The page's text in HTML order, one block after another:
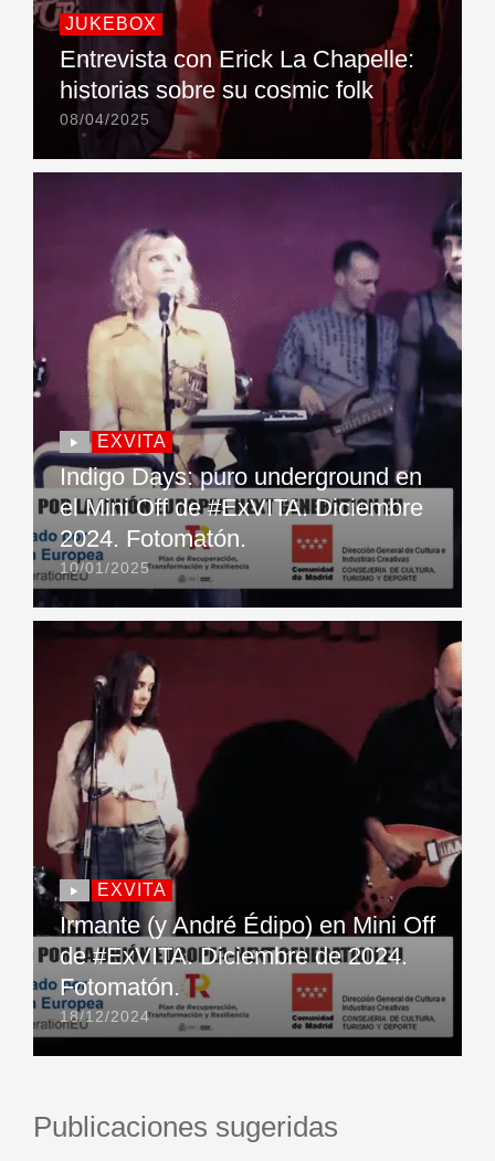
JUKEBOX
Entrevista con Erick La Chapelle:
historias sobre su cosmic folk
08/04/2025
EXVITA
Indigo Days: puro underground en
el Mini Off de #ExVITA. Diciembre
2024. Fotomatón.
10/01/2025
EXVITA
Irmante (y André Édipo) en Mini Off
de #ExVITA. Diciembre de 2024.
Fotomatón.
18/12/2024
Publicaciones sugeridas